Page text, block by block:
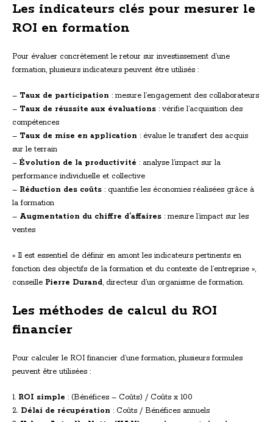
Les indicateurs clés pour mesurer le
ROI en formation
Pour évaluer concrètement le retour sur investissement d’une
formation, plusieurs indicateurs peuvent être utilisés :
– Taux de participation : mesure l’engagement des collaborateurs
– Taux de réussite aux évaluations : vérifie l’acquisition des
compétences
– Taux de mise en application : évalue le transfert des acquis
sur le terrain
– Évolution de la productivité : analyse l’impact sur la
performance individuelle et collective
– Réduction des coûts : quantifie les économies réalisées grâce à
la formation
– Augmentation du chiffre d’affaires : mesure l’impact sur les
ventes
« Il est essentiel de définir en amont les indicateurs pertinents en
fonction des objectifs de la formation et du contexte de l’entreprise »,
conseille Pierre Durand, directeur d’un organisme de formation.
Les méthodes de calcul du ROI
financier
Pour calculer le ROI financier d’une formation, plusieurs formules
peuvent être utilisées :
1. ROI simple : (Bénéfices – Coûts) / Coûts x 100
2. Délai de récupération : Coûts / Bénéfices annuels